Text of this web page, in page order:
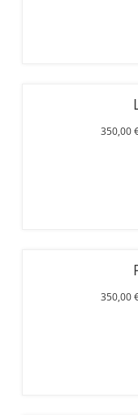
350,00
350,00